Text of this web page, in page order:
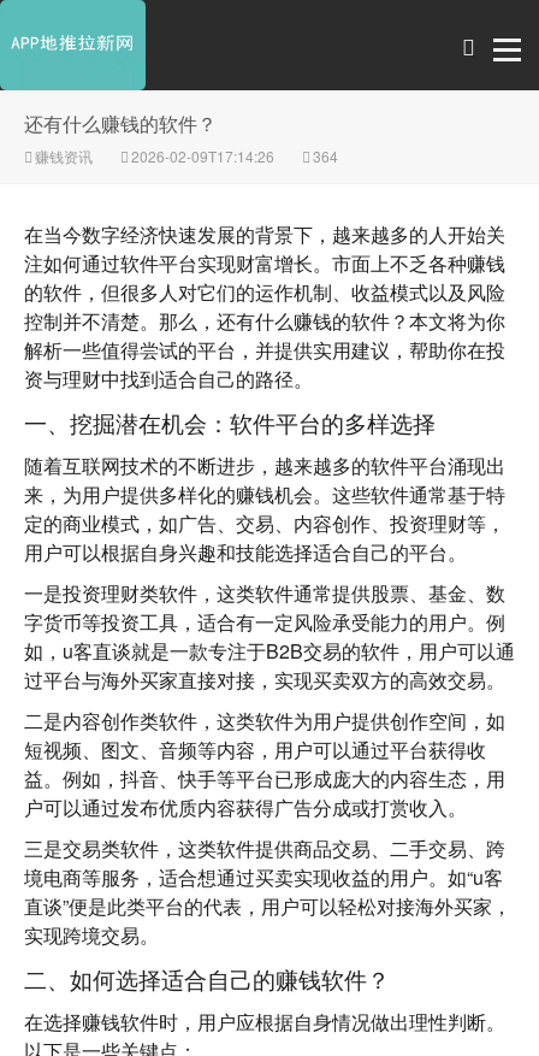
还有什么赚钱的软件？
赚钱资讯 2026-02-09T17:14:26 364
在当今数字经济快速发展的背景下，越来越多的人开始关
注如何通过软件平台实现财富增长。市面上不乏各种赚钱
的软件，但很多人对它们的运作机制、收益模式以及风险
控制并不清楚。那么， 还有什么赚钱的软件？本文将为你
解析一些值得尝试的平台，并提供实用建议，帮助你在投
资与理财中找到适合自己的路径。
一、挖掘潜在机会：软件平台的多样选择
随着互联网技术的不断进步，越来越多的软件平台涌现出
来，为用户提供多样化的赚钱机会。这些软件通常基于特
定的商业模式，如广告、交易、内容创作、投资理财等，
用户可以根据自身兴趣和技能选择适合自己的平台。
一是投资理财类软件 ，这类软件通常提供股票、基金、数
字货币等投资工具，适合有一定风险承受能力的用户。例
如， u客直谈就是一款专注于B2B交易的软件，用户可以通
过平台与海外买家直接对接，实现买卖双方的高效交易。
二是内容创作类软件 ，这类软件为用户提供创作空间，如
短视频、图文、音频等内容，用户可以通过平台获得收
益。例如，抖音、快手等平台已形成庞大的内容生态，用
户可以通过发布优质内容获得广告分成或打赏收入。
三是交易类软件 ，这类软件提供商品交易、二手交易、跨
境电商等服务，适合想通过买卖实现收益的用户。如“u客
直谈”便是此类平台的代表，用户可以轻松对接海外买家，
实现跨境交易。
二、如何选择适合自己的赚钱软件？
在选择赚钱软件时，用户应根据自身情况做出理性判断。